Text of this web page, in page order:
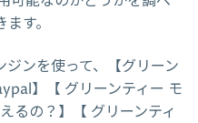
す。
ンを使って、【グリーン
】【 グリーンティー モ
の？】【 グリーンティ